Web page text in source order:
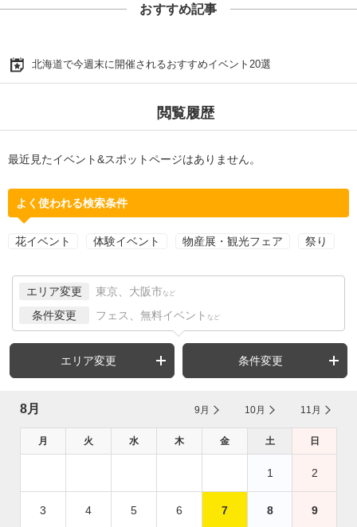
おすすめ記事
北海道で今週末に開催されるおすすめイベント20選
閲覧履歴
最近見たイベント&スポットページはありません。
よく使われる検索条件
花イベント 体験イベント 物産展・観光フェア 祭り
エリア変更 東京、大阪市 など
条件変更 フェス、無料イベント など
エリア変更 条件変更
8月 9月 10月 11月
月 火 水 木 金 土 日
1 2
3 4 5 6 7 8 9